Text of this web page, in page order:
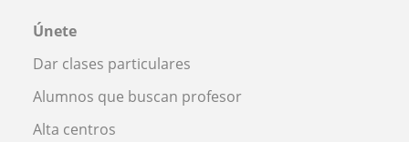
Únete
Dar clases particulares
Alumnos que buscan profesor
Alta centros